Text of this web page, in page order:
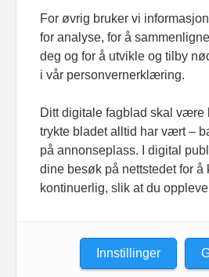
Meninger
Prosjekter
Folk
Ledige stillinger
Organisasjoner
For øvrig bruker vi
for analyse, for å
deg og for å utvikle og tilby
i vår personvernerklæring.
Ditt digitale fagblad skal være
trykte bladet alltid har vært –
på annonseplass. I digital
dine besøk på nettstedet for å
kontinuerlig, slik at du
Innstillinger